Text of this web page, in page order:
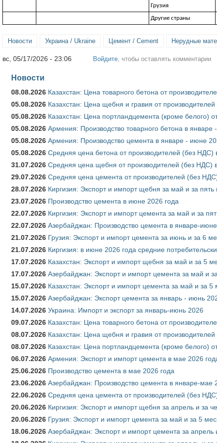
Грузия
Другие страны
Новости Украина / Ukraine Цемент / Cement Нерудные
вс, 05/17/2026 - 23:06 Войдите , чтобы оставлять комментарии
Новости
08.08.2026 Казахстан: Цена товарного бетона от
05.08.2026 Казахстан: Цена щебня и гравия от
05.08.2026 Казахстан: Цена портландцемента (кроме белого)
05.08.2026 Армения: Производство товарного бетона в январе
05.08.2026 Армения: Производство цемента в январе - июне
05.08.2026 Средняя цена бетона от производителей (без НДС)
31.07.2026 Средняя цена щебня от производителей (без НДС)
29.07.2026 Средняя цена цемента от производителей (без
28.07.2026 Киргизия: Экспорт и импорт щебня за май и за
23.07.2026 Производство цемента в июне 2026 года
22.07.2026 Киргизия: Экспорт и импорт цемента за май и за
22.07.2026 Азербайджан: Производство цемента в январе-
21.07.2026 Грузия: Экспорт и импорт цемента за июнь и за 6
21.07.2026 Киргизия: в июне 2026 года средние
17.07.2026 Казахстан: Экспорт и импорт щебня за май и за 5
17.07.2026 Азербайджан: Экспорт и импорт цемента за май и
15.07.2026 Казахстан: Экспорт и импорт цемента за май и за
15.07.2026 Азербайджан: Экспорт цемента за январь - июнь
14.07.2026 Украина: Импорт и экспорт за январь-июнь 2026
09.07.2026 Казахстан: Цена товарного бетона от
08.07.2026 Казахстан: Цена щебня и гравия от
08.07.2026 Казахстан: Цена портландцемента (кроме белого)
06.07.2026 Армения: Экспорт и импорт цемента в мае 2026
25.06.2026 Производство цемента в мае 2026 года
23.06.2026 Азербайджан: Производство цемента в январе-мае
22.06.2026 Средняя цена цемента от производителей (без
20.06.2026 Киргизия: Экспорт и импорт щебня за апрель и за
20.06.2026 Грузия: Экспорт и импорт цемента за май и за 5
18.06.2026 Азербайджан: Экспорт и импорт цемента за